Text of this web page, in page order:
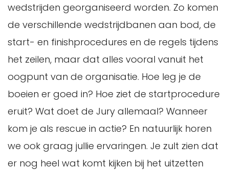
wedstrijden georganiseerd worden. Zo komen
de verschillende wedstrijdbanen aan bod, de
start- en finishprocedures en de regels tijdens
het zeilen, maar dat alles vooral vanuit het
oogpunt van de organisatie. Hoe leg je de
boeien er goed in? Hoe ziet de startprocedure
eruit? Wat doet de Jury allemaal? Wanneer
kom je als rescue in actie? En natuurlijk horen
we ook graag jullie ervaringen. Je zult zien dat
er nog heel wat komt kijken bij het uitzetten